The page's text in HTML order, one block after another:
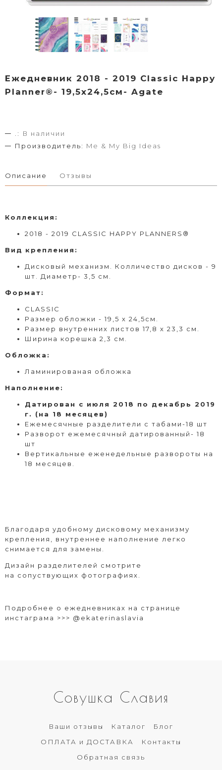
Ежедневник 2018 - 2019 Classic Happy
Planner®- 19,5х24,5см- Agate
.:
В наличии
Производитель: Me & My Big Ideas
Описание Отзывы
Коллекция:
2018 - 2019 CLASSIC HAPPY PLANNERS®
Вид крепления :
Дисковый механизм. Колличество дисков - 9
шт. Диаметр- 3,5 см.
Формат:
CLASSIC
Размер обложки - 19,5 х 24,5см.
Размер внутренних листов 17,8 х 23,3 см.
Ширина корешка 2,3 см.
Обложка:
Ламинированая обложка
Наполнение:
Датирован с июля 2018 по декабрь 2019
г. (на 18 месяцев)
Ежемесячные разделители с табами-18 шт
Разворот ежемесячный датированный- 18
шт
Вертикальные еженедельные развороты на
18 месяцев.
Благодаря удобному дисковому механизму
крепления, внутреннее наполнение легко
снимается для замены.
Дизайн разделителей смотрите
на сопуствующих фотографиях.
Подробнее о ежедневниках на странице
инстаграма >>> @ekaterinaslavia
Совушка Славия
Ваши отзывы Каталог
Блог
ОПЛАТА и ДОСТАВКА
Контакты
Обратная связь